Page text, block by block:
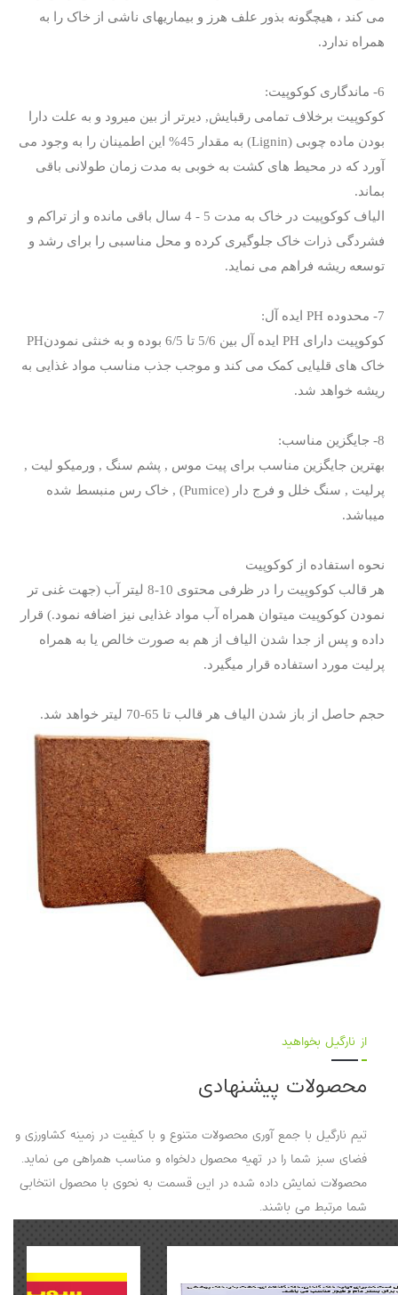
می کند ، هیچگونه بذور علف هرز و بیماریهای ناشی از خاک را به
همراه ندارد.
6- ماندگاری کوکوپیت:
کوکوپیت برخلاف تمامی رقبایش, دیرتر از بین میرود و به علت دارا
بودن ماده چوبی (Lignin) به مقدار 45% این اطمینان را به وجود می
آورد که در محیط های کشت به خوبی به مدت زمان طولانی باقی
بماند.
الیاف کوکوپیت در خاک به مدت 5 - 4 سال باقی مانده و از تراکم و
فشردگی ذرات خاک جلوگیری کرده و محل مناسبی را برای رشد و
توسعه ریشه فراهم می نماید.
7- محدوده PH ایده آل:
کوکوپیت دارای PH ایده آل بین 5/6 تا 6/5 بوده و به خنثی نمودنPH
خاک های قلیایی کمک می کند و موجب جذب مناسب مواد غذایی به
ریشه خواهد شد.
8- جایگزین مناسب:
بهترین جایگزین مناسب برای پیت موس , پشم سنگ , ورمیکو لیت ,
پرلیت , سنگ خلل و فرج دار (Pumice) , خاک رس منبسط شده
میباشد.
نحوه استفاده از کوکوپیت
هر قالب کوکوپیت را در ظرفی محتوی 10-8 لیتر آب (جهت غنی تر
نمودن کوکوپیت میتوان همراه آب مواد غذایی نیز اضافه نمود.) قرار
داده و پس از جدا شدن الیاف از هم به صورت خالص یا به همراه
پرلیت مورد استفاده قرار میگیرد.
حجم حاصل از باز شدن الیاف هر قالب تا 65-70 لیتر خواهد شد.
از نارگیل بخواهید
محصولات پیشنهادی
تیم نارگیل با جمع آوری محصولات متنوع و با کیفیت در زمینه کشاورزی و
فضای سبز شما را در تهیه محصول دلخواه و مناسب همراهی می نماید.
محصولات نمایش داده شده در این قسمت به نحوی با محصول انتخابی
شما مرتبط می باشند.